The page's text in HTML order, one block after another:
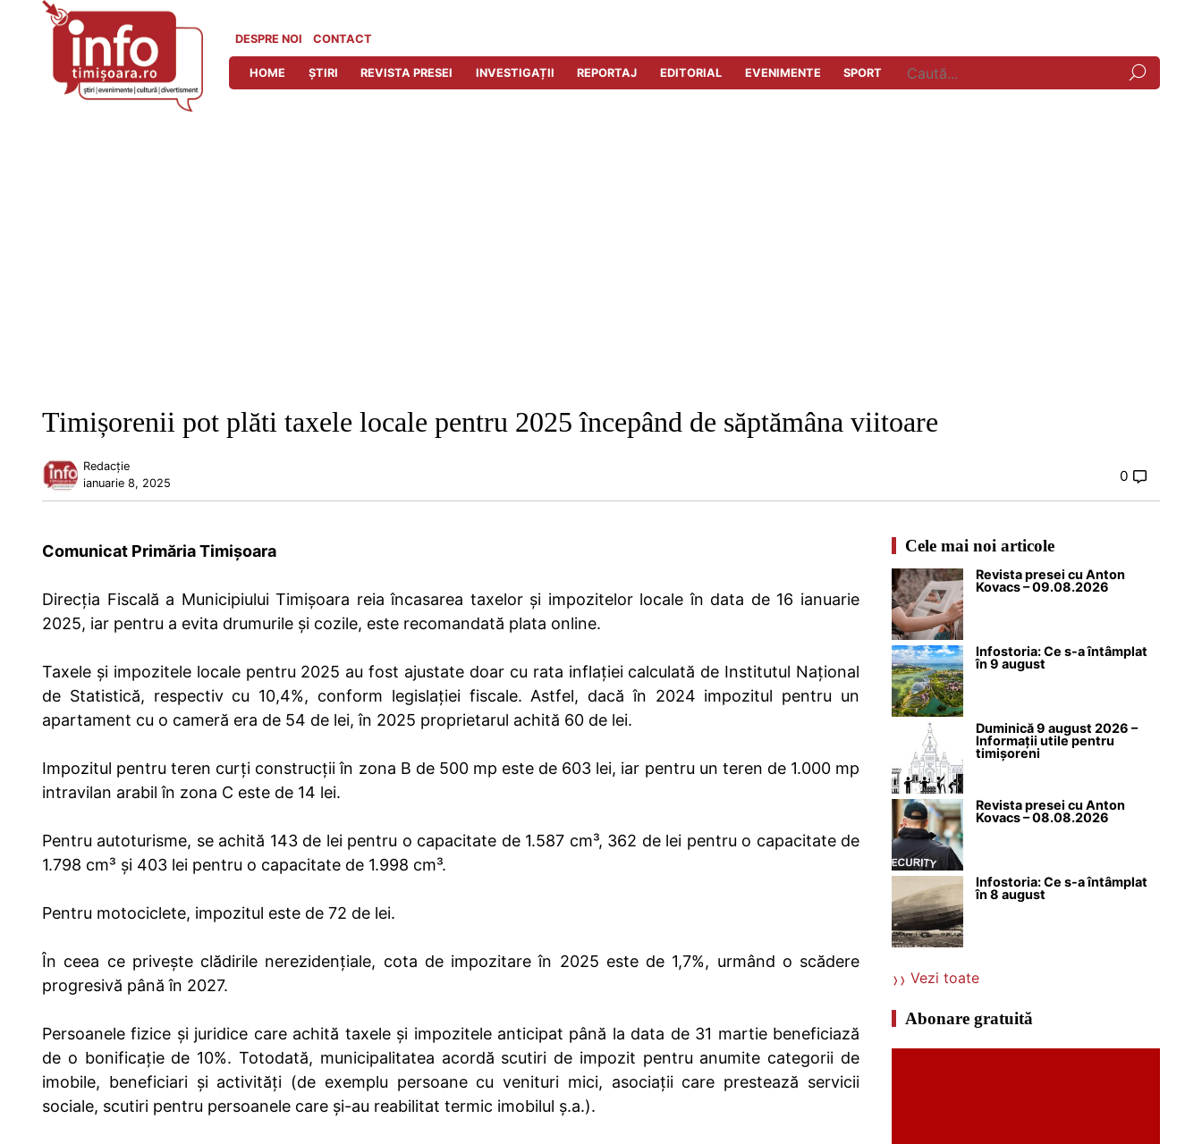
DESPRE NOI CONTACT
HOME ȘTIRI REVISTA PRESEI INVESTIGAȚII REPORTAJ EDITORIAL EVENIMENTE SPORT
Timișorenii pot plăti taxele locale pentru 2025 începând de săptămâna viitoare
Redacție
ianuarie 8, 2025
0
Comunicat Primăria Timișoara
Direcția Fiscală a Municipiului Timișoara reia încasarea taxelor și impozitelor locale în data de 16 ianuarie
2025, iar pentru a evita drumurile și cozile, este recomandată plata online.
Taxele și impozitele locale pentru 2025 au fost ajustate doar cu rata inflației calculată de Institutul Național
de Statistică, respectiv cu 10,4%, conform legislației fiscale. Astfel, dacă în 2024 impozitul pentru un
apartament cu o cameră era de 54 de lei, în 2025 proprietarul achită 60 de lei.
Impozitul pentru teren curți construcții în zona B de 500 mp este de 603 lei, iar pentru un teren de 1.000 mp
intravilan arabil în zona C este de 14 lei.
Pentru autoturisme, se achită 143 de lei pentru o capacitate de 1.587 cm³, 362 de lei pentru o capacitate de
1.798 cm³ și 403 lei pentru o capacitate de 1.998 cm³.
Pentru motociclete, impozitul este de 72 de lei.
În ceea ce privește clădirile nerezidențiale, cota de impozitare în 2025 este de 1,7%, urmând o scădere
progresivă până în 2027.
Persoanele fizice și juridice care achită taxele și impozitele anticipat până la data de 31 martie beneficiază
de o bonificație de 10%. Totodată, municipalitatea acordă scutiri de impozit pentru anumite categorii de
imobile, beneficiari și activități (de exemplu persoane cu venituri mici, asociații care prestează servicii
sociale, scutiri pentru persoanele care și-au reabilitat termic imobilul ș.a.).
Cele mai noi articole
Revista presei cu Anton
Kovacs – 09.08.2026
Infostoria: Ce s-a întâmplat
în 9 august
Duminică 9 august 2026 –
Informații utile pentru
timișoreni
Revista presei cu Anton
Kovacs – 08.08.2026
Infostoria: Ce s-a întâmplat
în 8 august
Vezi toate
Abonare gratuită